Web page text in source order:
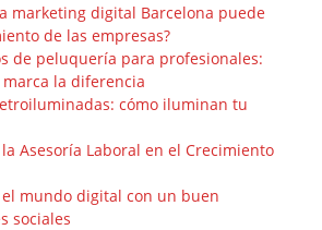
marketing digital Barcelona puede
de las empresas?
de peluquería para profesionales:
la diferencia
cómo iluminan tu
Asesoría Laboral en el Crecimiento
mundo digital con un buen
sociales